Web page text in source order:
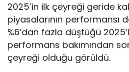
2025’in ilk çeyreği geride
piyasalarının performansı
%6’dan fazla düştüğü
performans bakımından
çeyreği olduğu görüldü.